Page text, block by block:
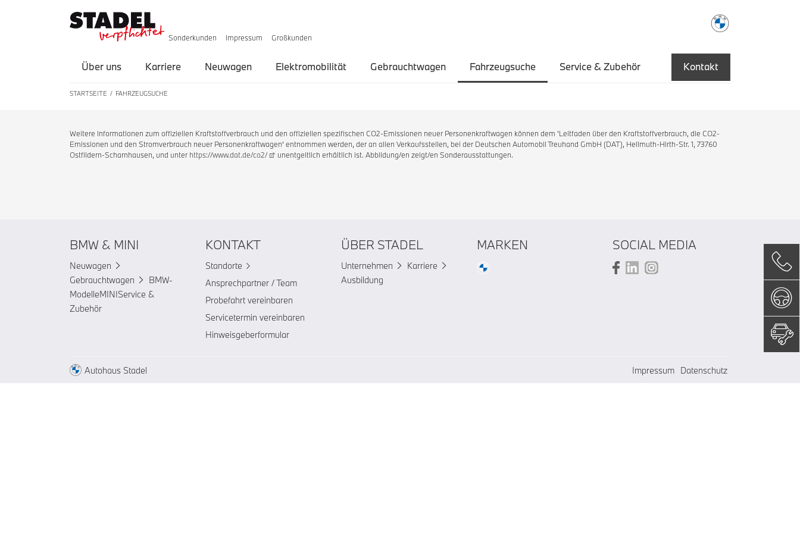
Sonderkunden Impressum Großkunden
Über uns Karriere Neuwagen Elektromobilität Gebrauchtwagen Fahrzeugsuche Service & Zubehör Kontakt
STARTSEITE FAHRZEUGSUCHE
Weitere Informationen zum offiziellen Kraftstoffverbrauch und den offiziellen spezifischen CO2-Emissionen neuer Personenkraftwagen können dem 'Leitfaden über den Kraftstoffverbrauch, die CO2-
Emissionen und den Stromverbrauch neuer Personenkraftwagen' entnommen werden, der an allen Verkaufsstellen, bei der Deutschen Automobil Treuhand GmbH (DAT), Hellmuth-Hirth-Str. 1, 73760
Ostfildern-Scharnhausen, und unter https://www.dat.de/co2/ unentgeltlich erhältlich ist. Abbildung/en zeigt/en Sonderausstattungen.
BMW & MINI
Neuwagen
Gebrauchtwagen
BMW-
ModelleMINIService &
Zubehör
KONTAKT
Standorte
Ansprechpartner / Team
Probefahrt vereinbaren
Servicetermin vereinbaren
Hinweisgeberformular
ÜBER STADEL
Unternehmen
Karriere
Ausbildung
MARKEN SOCIAL MEDIA
Autohaus Stadel Impressum Datenschutz